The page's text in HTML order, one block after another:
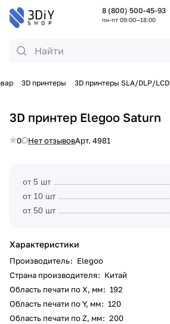
8 (800) 500-45-93
пн-пт 09:00—18:00
3D принтеры 3D принтеры SLA/DLP/LCD
3D принтер Elegoo Saturn
0 Нет отзывовАрт. 4981
от 5 шт
от 10 шт
от 50 шт
Характеристики
Производитель: Elegoo
Страна производителя: Китай
Область печати по X, мм: 192
Область печати по Y, мм: 120
Область печати по Z, мм: 200